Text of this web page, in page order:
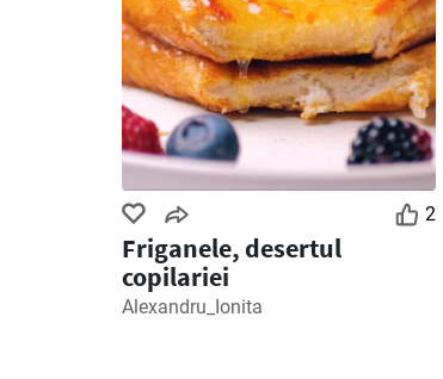
2
Friganele, desertul
copilariei
Alexandru_Ionita